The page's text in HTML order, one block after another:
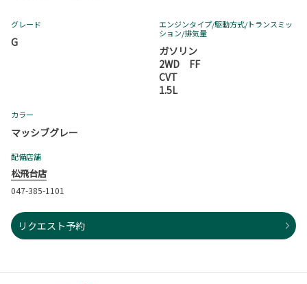
グレード
G
エンジンタイプ/駆動方式/トランスミッ
ション/排気量
ガソリン
2WD FF
CVT
1.5L
カラー
マッシブグレー
配備店舗
松飛台店
047-385-1101
リクエスト予約